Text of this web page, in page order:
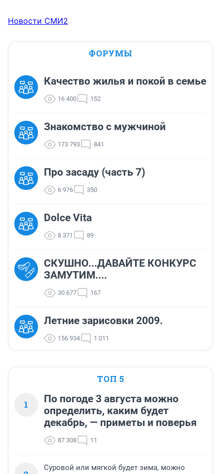
Новости СМИ2
ФОРУМЫ
Качество жилья и покой в семье
16 400 152
Знакомство с мужчиной
173 793 841
Про засаду (часть 7)
6 976 350
Dolce Vita
8 371 89
СКУШНО...ДАВАЙТЕ КОНКУРС
ЗАМУТИМ....
30 677 167
Летние зарисовки 2009.
156 934 1 011
ТОП 5
1
По погоде 3 августа можно
определить, каким будет
декабрь, — приметы и поверья
87 308 11
Суровой или мягкой будет зима, можно